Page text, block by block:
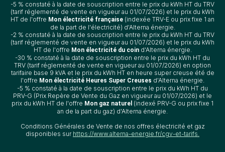
-5 % constaté à la date de souscription entre le prix du kWh HT du TRV
(tarif réglementé de vente en vigueur au 01/07/2026) et le prix du kWh
HT de l'offre Mon électricité française (indexée TRV-E ou prix fixe 1 an
de la part de l'électricité) d'Alterna énergie.
-2 % constaté à la date de souscription entre le prix du kWh HT du TRV
(tarif réglementé de vente en vigueur au 01/07/2026) et le prix du kWh
HT de l'offre Mon électricité du coind'Alterna énergie.
-30 % constaté à la date de souscription entre le prix du kWh HT du
TRV (tarif réglementé de vente en vigueur au 01/07/2026) en option
tarifaire base 9 kVA et le prix du kWh HT en heure super creuse été de
l'offre Mon électricité Heures Super Creuses d'Alterna énergie.
-5 % constaté à la date de souscription entre le prix du kWh HT du
PRV-G (Prix Repère de Vente du Gaz en vigueur au 01/07/2026) et le
prix du kWh HT de l'offre Mon gaz naturel (indexé PRV-G ou prix fixe 1
an de la part du gaz) d'Alterna énergie.
Conditions Générales de Vente de nos offres électricité et gaz
disponibles sur https://www.alterna-energie.fr/cgv-et-tarifs.